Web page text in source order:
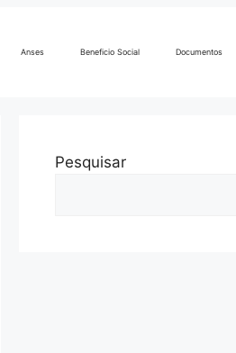
Anses Beneficio Social Documentos
Pesquisar